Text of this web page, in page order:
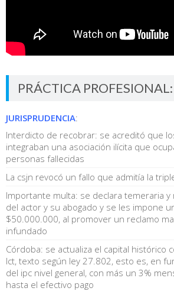
PRÁCTICA PROFESIONAL:
JURISPRUDENCIA:
Interdicto de recobrar: se acreditó que
integraban una asociación ilícita que
personas fallecidas
La csjn revocó un fallo que admitía la
Importante multa: se declara temeraria y
del actor y su abogado y se les impone
$50.000.000, al promover un reclamo
infundado
Córdoba: se actualiza el capital histórico
lct, texto según ley 27.802, esto es, en
del ipc nivel general, con más un 3%
hasta el efectivo pago